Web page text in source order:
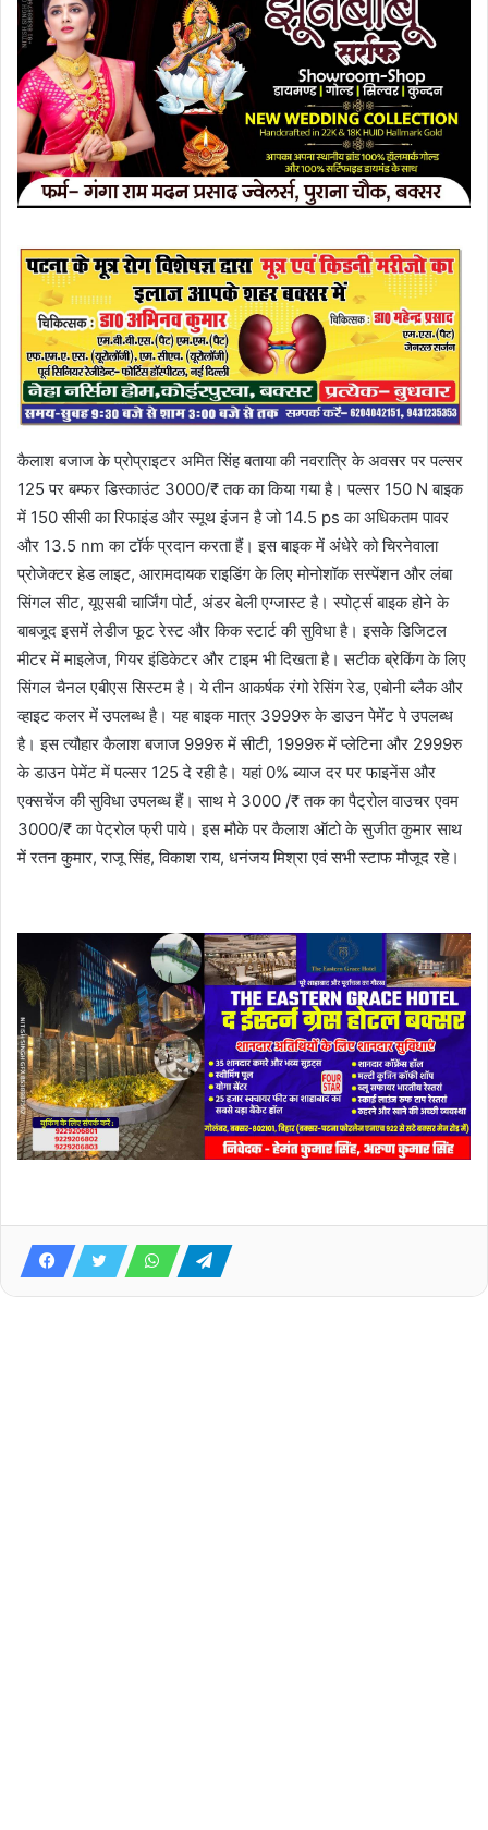
कैलाश बजाज के प्रोप्राइटर अमित सिंह बताया की नवरात्रि के अवसर पर पल्सर
125 पर बम्फर डिस्काउंट 3000/₹ तक का किया गया है। पल्सर 150 N बाइक
में 150 सीसी का रिफाइंड और स्मूथ इंजन है जो 14.5 ps का अधिकतम पावर
और 13.5 nm का टॉर्क प्रदान करता हैं। इस बाइक में अंधेरे को चिरनेवाला
प्रोजेक्टर हेड लाइट, आरामदायक राइडिंग के लिए मोनोशॉक सस्पेंशन और लंबा
सिंगल सीट, यूएसबी चार्जिंग पोर्ट, अंडर बेली एग्जास्ट है। स्पोर्ट्स बाइक होने के
बाबजूद इसमें लेडीज फूट रेस्ट और किक स्टार्ट की सुविधा है। इसके डिजिटल
मीटर में माइलेज, गियर इंडिकेटर और टाइम भी दिखता है। सटीक ब्रेकिंग के लिए
सिंगल चैनल एबीएस सिस्टम है। ये तीन आकर्षक रंगो रेसिंग रेड, एबोनी ब्लैक और
व्हाइट कलर में उपलब्ध है। यह बाइक मात्र 3999रु के डाउन पेमेंट पे उपलब्ध
है। इस त्यौहार कैलाश बजाज 999रु में सीटी, 1999रु में प्लेटिना और 2999रु
के डाउन पेमेंट में पल्सर 125 दे रही है। यहां 0% ब्याज दर पर फाइनेंस और
एक्सचेंज की सुविधा उपलब्ध हैं। साथ मे 3000 /₹ तक का पैट्रोल वाउचर एवम
3000/₹ का पेट्रोल फ्री पाये। इस मौके पर कैलाश ऑटो के सुजीत कुमार साथ
में रतन कुमार, राजू सिंह, विकाश राय, धनंजय मिश्रा एवं सभी स्टाफ मौजूद रहे।